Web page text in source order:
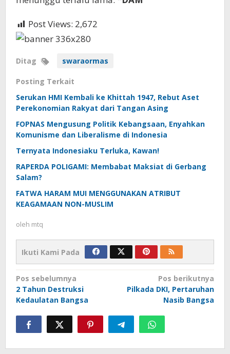
Post Views: 2,672
Ditag swaraormas
Posting Terkait
Serukan HMI Kembali ke Khittah 1947, Rebut Aset
Perekonomian Rakyat dari Tangan Asing
FOPNAS Mengusung Politik Kebangsaan, Enyahkan
Komunisme dan Liberalisme di Indonesia
Ternyata Indonesiaku Terluka, Kawan!
RAPERDA POLIGAMI: Membabat Maksiat di Gerbang
Salam?
FATWA HARAM MUI MENGGUNAKAN ATRIBUT
KEAGAMAAN NON-MUSLIM
oleh mtq
Ikuti Kami Pada
Navigasi
pos
Pos sebelumnya
2 Tahun Destruksi
Kedaulatan Bangsa
Pos berikutnya
Pilkada DKI, Pertaruhan
Nasib Bangsa